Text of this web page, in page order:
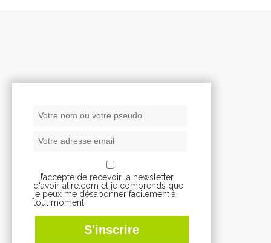
J’accepte de recevoir la newsletter
d'avoir-alire.com et je comprends que
je peux me désabonner facilement à
tout moment.